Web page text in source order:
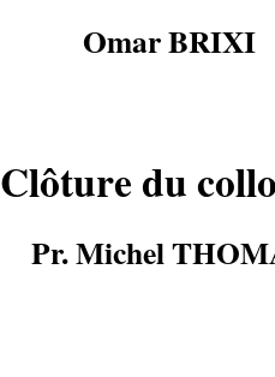
Omar BRIXI
Clôture du
Pr. Michel